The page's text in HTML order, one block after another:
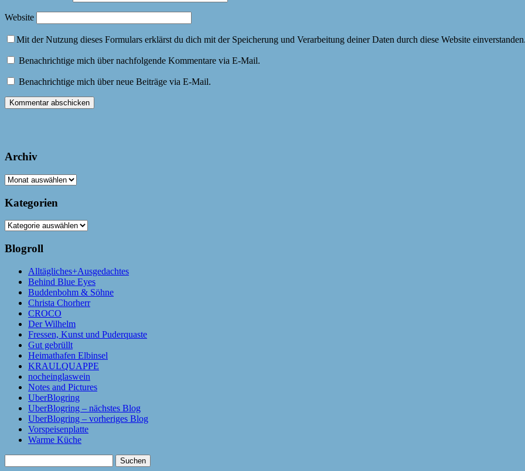
Website
Mit der Nutzung dieses Formulars erklärst du dich mit der Speicherung und Verarbeitung deiner Daten durch diese Website
Benachrichtige mich über nachfolgende Kommentare via E-Mail.
Benachrichtige mich über neue Beiträge via E-Mail.
Archiv
Archiv
Kategorien
Kategorien
Blogroll
Alltägliches+Ausgedachtes
Behind Blue Eyes
Buddenbohm & Söhne
Christa Chorherr
CROCO
Der Wilhelm
Fressen, Kunst und Puderquaste
Gut gebrüllt
Heimathafen Elbinsel
KRAULQUAPPE
nocheinglaswein
Notes and Pictures
UberBlogring
UberBlogring – nächstes Blog
UberBlogring – vorheriges Blog
Vorspeisenplatte
Warme Küche